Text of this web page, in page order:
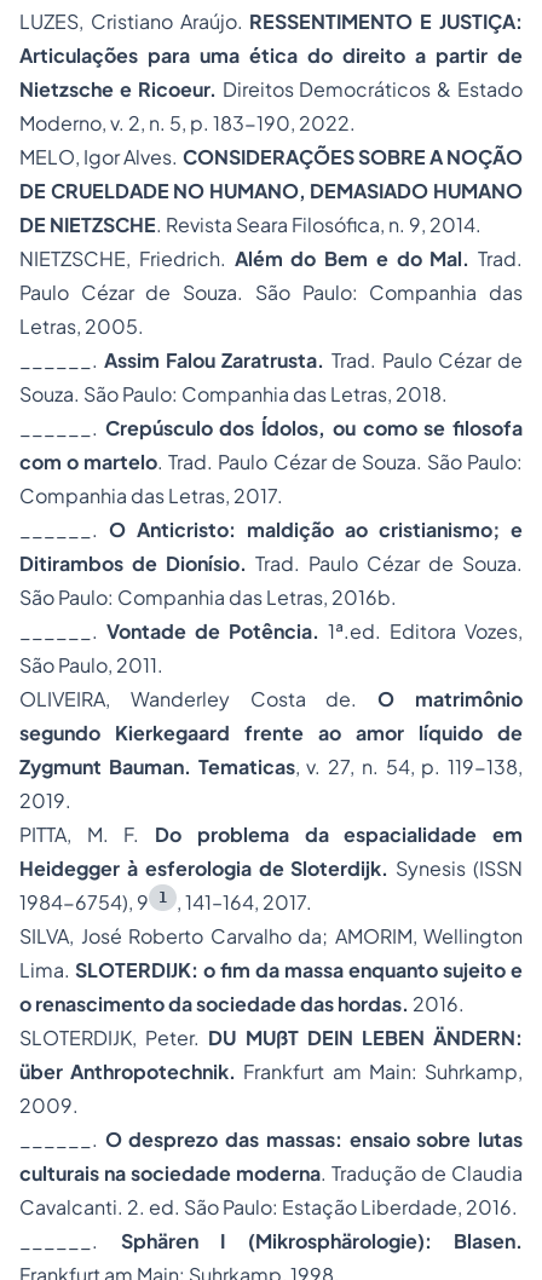
LUZES, Cristiano Araújo. RESSENTIMENTO E JUSTIÇA:
Articulações para uma ética do direito a partir de
Nietzsche e Ricoeur. Direitos Democráticos & Estado
Moderno, v. 2, n. 5, p. 183-190, 2022.
MELO, Igor Alves. CONSIDERAÇÕES SOBRE A NOÇÃO
DE CRUELDADE NO HUMANO, DEMASIADO HUMANO
DE NIETZSCHE. Revista Seara Filosófica, n. 9, 2014.
NIETZSCHE, Friedrich. Além do Bem e do Mal. Trad.
Paulo Cézar de Souza. São Paulo: Companhia das
Letras, 2005.
______.Assim Falou Zaratrusta. Trad. Paulo Cézar de
Souza. São Paulo: Companhia das Letras, 2018.
______. Crepúsculo dos Ídolos, ou como se filosofa
com o martelo. Trad. Paulo Cézar de Souza. São Paulo:
Companhia das Letras, 2017.
______. O Anticristo: maldição ao cristianismo; e
Ditirambos de Dionísio. Trad. Paulo Cézar de Souza.
São Paulo: Companhia das Letras, 2016b.
______. Vontade de Potência. 1ª.ed. Editora Vozes,
São Paulo, 2011.
OLIVEIRA, Wanderley Costa de.O matrimônio
segundo Kierkegaard frente ao amor líquido de
Zygmunt Bauman. Tematicas, v. 27, n. 54, p. 119-138,
2019.
PITTA, M. F. Do problema da espacialidade em
Heidegger à esferologia de Sloterdijk. Synesis (ISSN
1984-6754), 9
1
, 141–164, 2017.
SILVA, José Roberto Carvalho da; AMORIM, Wellington
Lima. SLOTERDIJK: o fim da massa enquanto sujeito e
o renascimento da sociedade das hordas. 2016.
SLOTERDIJK, Peter. DU MUßT DEIN LEBEN ÄNDERN:
über Anthropotechnik. Frankfurt am Main: Suhrkamp,
2009.
______. O desprezo das massas: ensaio sobre lutas
culturais na sociedade moderna. Tradução de Claudia
Cavalcanti. 2. ed. São Paulo: Estação Liberdade, 2016.
______. Sphären I (Mikrosphärologie): Blasen.